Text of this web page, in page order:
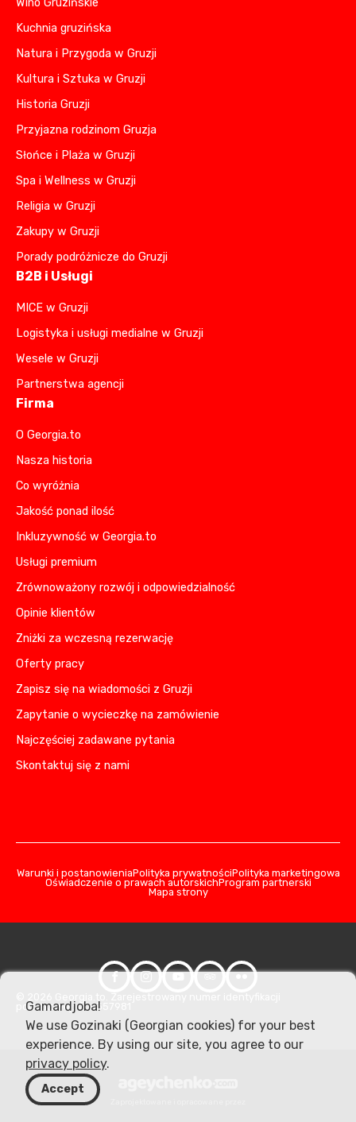
Wino Gruzińskie
Kuchnia gruzińska
Natura i Przygoda w Gruzji
Kultura i Sztuka w Gruzji
Historia Gruzji
Przyjazna rodzinom Gruzja
Słońce i Plaża w Gruzji
Spa i Wellness w Gruzji
Religia w Gruzji
Zakupy w Gruzji
Porady podróżnicze do Gruzji
B2B i Usługi
MICE w Gruzji
Logistyka i usługi medialne w Gruzji
Wesele w Gruzji
Partnerstwa agencji
Firma
O Georgia.to
Nasza historia
Co wyróżnia
Jakość ponad ilość
Inkluzywność w Georgia.to
Usługi premium
Zrównoważony rozwój i odpowiedzialność
Opinie klientów
Zniżki za wczesną rezerwację
Oferty pracy
Zapisz się na wiadomości z Gruzji
Zapytanie o wycieczkę na zamówienie
Najczęściej zadawane pytania
Skontaktuj się z nami
Warunki i postanowieniaPolityka prywatnościPolityka marketingowa
Oświadczenie o prawach autorskichProgram partnerski
Mapa strony
podatkowej: 406357981
Gamardjoba!
We use Gozinaki (Georgian cookies) for your best
experience. By using our site, you agree to our
privacy policy.
Accept